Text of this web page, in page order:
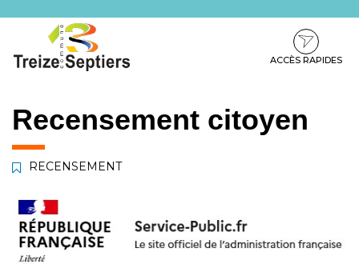
contenu
pied
ACCÈS RAPIDES
Recensement citoyen
RECENSEMENT